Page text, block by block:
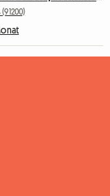
(91200)